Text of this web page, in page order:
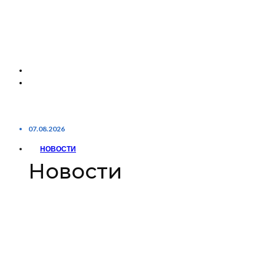
07.08.2026
НОВОСТИ
Новости